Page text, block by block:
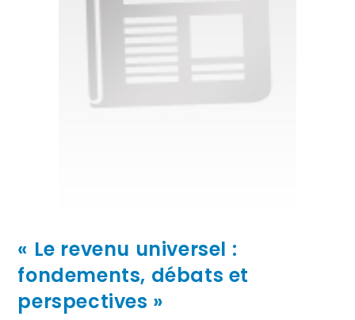
« Le revenu universel :
fondements, débats et
perspectives »